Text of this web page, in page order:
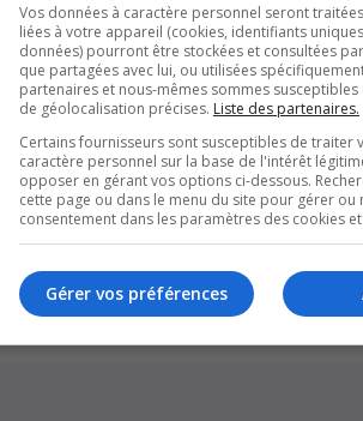
Style version: 1.1.8
Développé parphpBB
® Forum Software ©
Traduction française officielle©
Vos données à caractère personnel seront
liées à votre appareil (cookies, identifiants
données) pourront être stockées et consultées
que partagées avec lui, ou utilisées
partenaires et nous-mêmes sommes
de géolocalisation précises. Liste des partenaires.
Certains fournisseurs sont susceptibles de traiter
caractère personnel sur la base de l'intérêt
opposer en gérant vos options ci-dessous.
cette page ou dans le menu du site pour gérer ou
consentement dans les paramètres des cookies
Gérer vos préférences